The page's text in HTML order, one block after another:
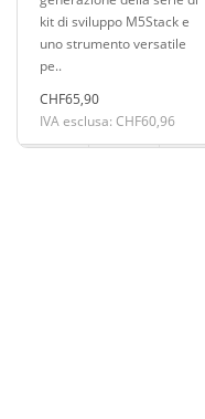
kit di sviluppo M5Stack e
uno strumento versatile
pe..
CHF65,90
IVA esclusa: CHF60,96